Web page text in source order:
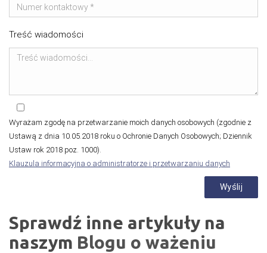
Treść wiadomości
Wyrażam zgodę na przetwarzanie moich danych osobowych (zgodnie z
Ustawą z dnia 10.05.2018 roku o Ochronie Danych Osobowych; Dziennik
Ustaw rok 2018 poz. 1000).
Klauzula informacyjna o administratorze i przetwarzaniu danych
Sprawdź inne artykuły na
naszym Blogu o ważeniu